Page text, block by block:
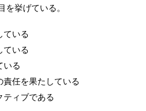
を挙げている。
ている
ている
いる
責任を果たしている
ティブである